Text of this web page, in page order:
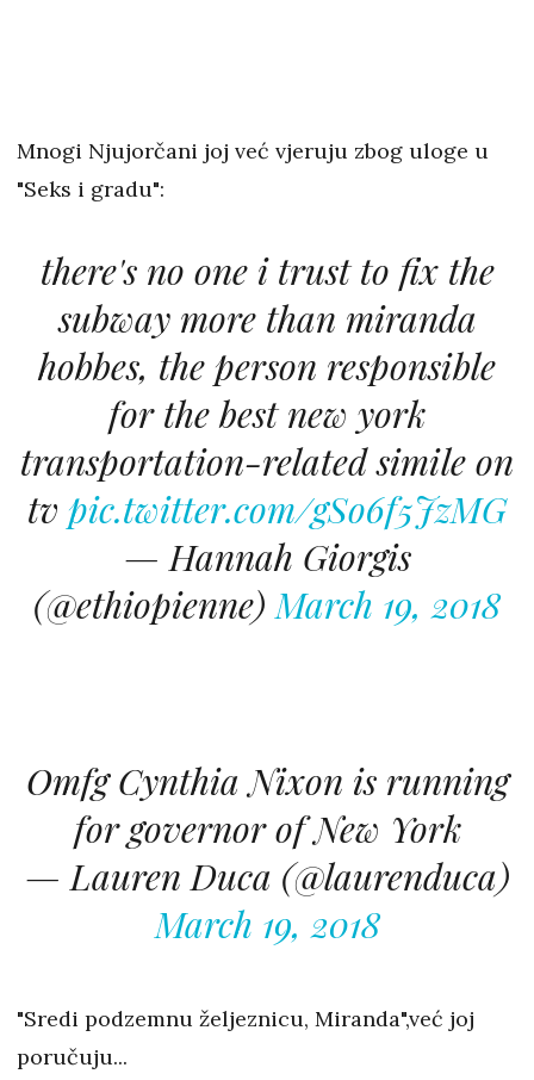
Mnogi Njujorčani joj već vjeruju zbog uloge u
"Seks i gradu":
there's no one i trust to fix the
subway more than miranda
hobbes, the person responsible
for the best new york
transportation-related simile on
tv pic.twitter.com/gSo6f5JzMG
— Hannah Giorgis
(@ethiopienne)March 19, 2018
Omfg Cynthia Nixon is running
for governor of New York
— Lauren Duca (@laurenduca)
March 19, 2018
"Sredi podzemnu željeznicu, Miranda",već joj
poručuju...